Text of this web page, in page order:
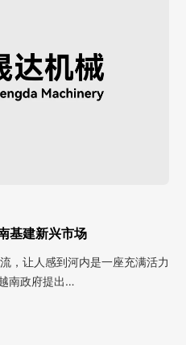
基建新兴市场
，让人感到河内是一座充满活力
南政府提出…